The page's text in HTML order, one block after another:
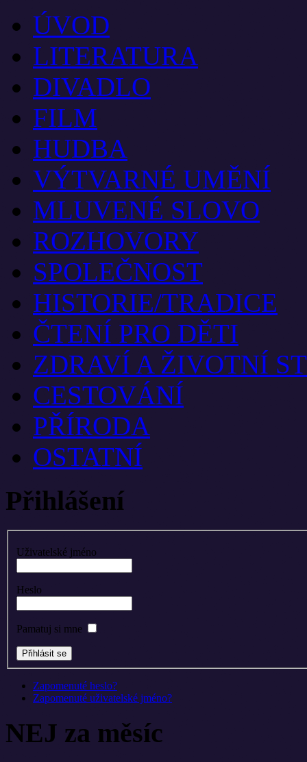
ÚVOD
LITERATURA
DIVADLO
FILM
HUDBA
VÝTVARNÉ UMĚNÍ
MLUVENÉ SLOVO
ROZHOVORY
SPOLEČNOST
HISTORIE/TRADICE
ČTENÍ PRO DĚTI
ZDRAVÍ A ŽIVOTNÍ
CESTOVÁNÍ
PŘÍRODA
OSTATNÍ
Přihlášení
Uživatelské jméno
Heslo
Pamatuj si mne
Zapomenuté heslo?
Zapomenuté uživatelské jméno?
NEJ za měsíc